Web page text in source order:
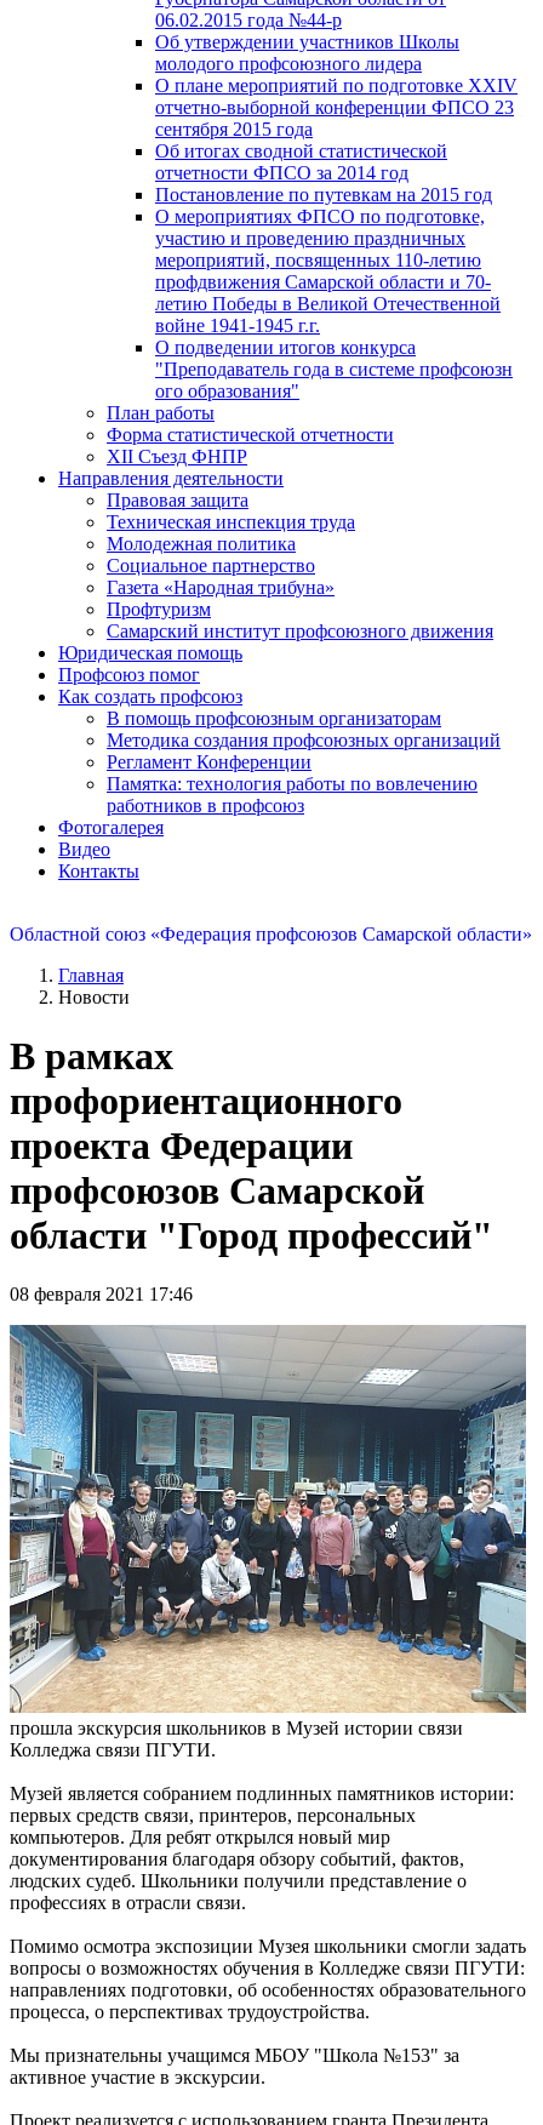
06.02.2015 года №44-р
Об утверждении участников Школы
молодого профсоюзного лидера
О плане мероприятий по подготовке XXIV
отчетно-выборной конференции ФПСО 23
сентября 2015 года
Об итогах сводной статистической
отчетности ФПСО за 2014 год
Постановление по путевкам на 2015 год
О мероприятиях ФПСО по подготовке,
участию и проведению праздничных
мероприятий, посвященных 110-летию
профдвижения Самарской области и 70-
летию Победы в Великой Отечественной
войне 1941-1945 г.г.
О подведении итогов конкурса
"Преподаватель года в системе профсоюзн
ого образования"
План работы
Форма статистической отчетности
XII Съезд ФНПР
Направления деятельности
Правовая защита
Техническая инспекция труда
Молодежная политика
Социальное партнерство
Газета «Народная трибуна»
Профтуризм
Самарский институт профсоюзного движения
Юридическая помощь
Профсоюз помог
Как создать профсоюз
В помощь профсоюзным организаторам
Методика создания профсоюзных организаций
Регламент Конференции
Памятка: технология работы по вовлечению
работников в профсоюз
Фотогалерея
Видео
Контакты
Областной союз «Федерация профсоюзов Самарской области»
Главная
Новости
В рамках
профориентационного
проекта Федерации
профсоюзов Самарской
области "Город профессий"
08 февраля 2021 17:46
прошла экскурсия школьников в Музей истории связи
Колледжа связи ПГУТИ.
Музей является собранием подлинных памятников истории:
первых средств связи, принтеров, персональных
компьютеров. Для ребят открылся новый мир
документирования благодаря обзору событий, фактов,
людских судеб. Школьники получили представление о
профессиях в отрасли связи.
Помимо осмотра экспозиции Музея школьники смогли задать
вопросы о возможностях обучения в Колледже связи ПГУТИ:
направлениях подготовки, об особенностях образовательного
процесса, о перспективах трудоустройства.
Мы признательны учащимся МБОУ "Школа №153" за
активное участие в экскурсии.